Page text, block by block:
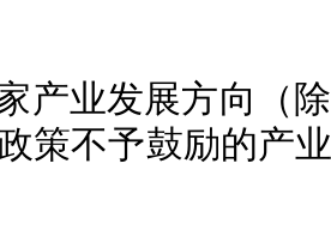
产业发展方向（
策不予鼓励的产